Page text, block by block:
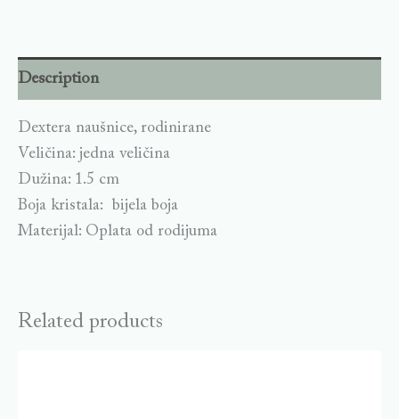
Description
Dextera naušnice, rodinirane
Veličina: jedna veličina
Dužina: 1.5 cm
Boja kristala: bijela boja
Materijal: Oplata od rodijuma
Related products